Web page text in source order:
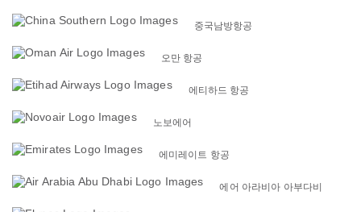
중국남방항공
오만 항공
에티하드 항공
노보에어
에미레이트 항공
에어 아라비아 아부다비